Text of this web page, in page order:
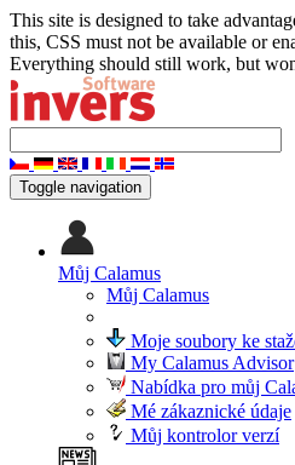
This site is designed to take
this, CSS must not be available or
Everything should still work, but
Toggle navigation
Můj Calamus
Můj Calamus
Moje soubory ke
My Calamus Advisor
Nabídka pro můj
Mé zákaznické údaje
Můj kontrolor verzí